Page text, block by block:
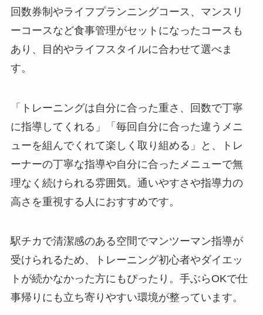
回数券制やライフプランニングコース、マンスリ
ーコースなど食事管理がセットになったコースも
あり、目的やライフスタイルに合わせて選べま
す。
「トレーニングは自分に合った重さ、回数で丁寧
に指導してくれる」「毎回自分に合った違うメニ
ューを組んでくれて楽しく取り組める」と、トレ
ーナーの丁寧な指導や自分に合ったメニューで無
理なく続けられる雰囲気。通いやすさや指導力の
高さを重視する人におすすめです。
駅チカで清潔感のある空間でマンツーマン指導が
受けられるため、トレーニング初心者やダイエッ
トが続かなかった方にもぴったり。手ぶらOKで仕
事帰りにも立ち寄りやすい環境が整っています。